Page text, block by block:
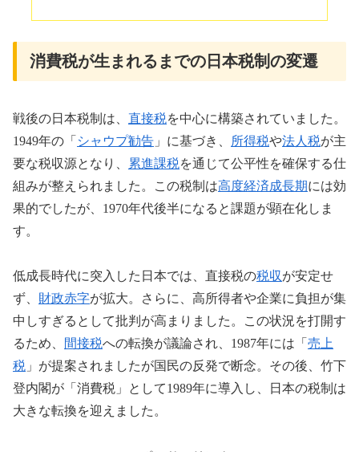
消費税が生まれるまでの日本税制の変遷
戦後の日本税制は、 直接税を中心に構築されていました。
1949年の「 シャウプ勧告 」に基づき、 所得税や法人税が主
要な税収源となり、
累進課税を通じて公平性を確保する仕
組みが整えられました。この税制は高度経済成長期には効
果的でしたが、1970年代後半になると課題が顕在化しま
す。
低成長時代に突入した日本では、直接税の税収が安定せ
ず、 財政赤字が拡大。さらに、高所得者や企業に負担が集
中しすぎるとして批判が高まりました。この状況を打開す
るため、
間接税への転換が議論され、1987年には「 売上
税 」が提案されましたが国民の反発で断念。その後、竹下
登内閣が「消費税」として1989年に導入し、日本の税制は
大きな転換を迎えました。